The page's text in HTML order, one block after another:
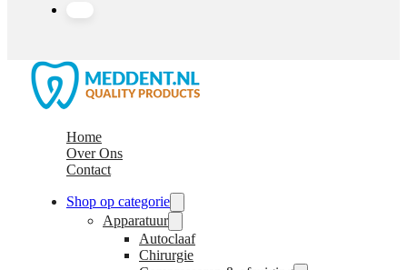
Home
Over Ons
Contact
Shop op categorie
Apparatuur
Autoclaaf
Chirurgie